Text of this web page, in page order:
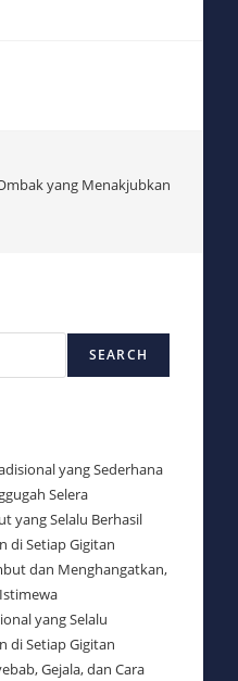
yang Menakjubkan
SEARCH
yang Sederhana
Selera
yang Selalu Berhasil
di Setiap Gigitan
dan Menghangatkan,
yang Selalu
di Setiap Gigitan
Gejala, dan Cara